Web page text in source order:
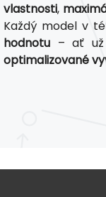
vlastnosti,
Každý model v
hodnotu – ať
optimalizované